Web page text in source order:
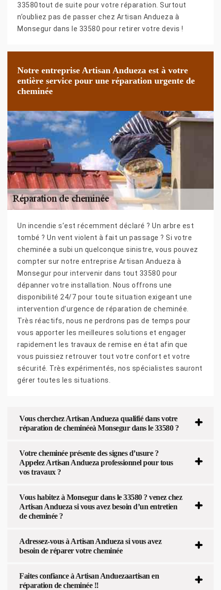
33580tout de suite pour votre réparation. Surtout
n’oubliez pas de passer chez Artisan Andueza à
Monsegur dans le 33580 pour retirer votre devis !
Notre entreprise Artisan Andueza est à votre
entière service pour une réparation urgente de
cheminée
Un incendie s’est récemment déclaré ? Un arbre est
tombé ? Un vent violent à fait un passage ? Si votre
cheminée a subi un quelconque sinistre, vous pouvez
compter sur notre entreprise Artisan Andueza à
Monsegur pour intervenir dans tout 33580 pour
dépanner votre installation. Nous offrons une
disponibilité 24/7 pour toute situation exigeant une
intervention d’urgence de réparation de cheminée.
Très réactifs, nous ne perdrons pas de temps pour
vous apporter les meilleures solutions et engager
rapidement les travaux de remise en état afin que
vous puissiez retrouver tout votre confort et votre
sécurité. Très expérimentés, nos spécialistes sauront
gérer toutes les situations.
Vous cherchez Artisan Andueza qualifié dans votre
réparation de cheminéeà Monsegur dans le 33580 ?
Votre cheminée présente des signes d’usure ?
Appelez Artisan Andueza professionnel pour tous
vos travaux ?
Vous habitez à Monsegur dans le 33580 ? venez chez
Artisan Andueza si vous avez besoin d’un entretien
de cheminée ?
Adressez-vous à Artisan Andueza si vous avez
besoin de réparer votre cheminée
Faites confiance à Artisan Anduezaartisan en
réparation de cheminée !!